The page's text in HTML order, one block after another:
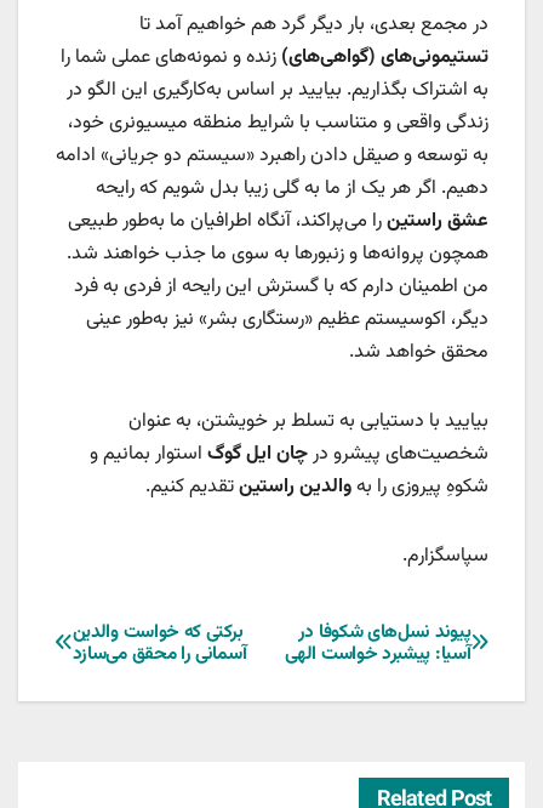
در مجمع بعدی، بار دیگر گرد هم خواهیم آمد تا
تستیمونی‌های (گواهی‌های) زنده و نمونه‌های عملی شما را
به اشتراک بگذاریم. بیایید بر اساس به‌کارگیری این الگو در
زندگی واقعی و متناسب با شرایط منطقه میسیونری خود،
به توسعه و صیقل دادن راهبرد «سیستم دو جریانی» ادامه
دهیم. اگر هر یک از ما به گلی زیبا بدل شویم که رایحه
عشق راستینرا می‌پراکند، آنگاه اطرافیان ما به‌طور طبیعی
همچون پروانه‌ها و زنبورها به سوی ما جذب خواهند شد.
من اطمینان دارم که با گسترش این رایحه از فردی به فرد
دیگر، اکوسیستم عظیم «رستگاری بشر» نیز به‌طور عینی
محقق خواهد شد.
بیایید با دستیابی به تسلط بر خویشتن، به عنوان
شخصیت‌های پیشرو درچان ایل گوگ استوار بمانیم و
شکوهِ پیروزی را بهوالدین راستینتقدیم کنیم.
سپاسگزارم.
راهبری
نوشته
برکتی که خواست والدین
آسمانی را محقق می‌سازد
پیوند نسل‌های شکوفا در
آسیا: پیشبرد خواست الهی
Related Post